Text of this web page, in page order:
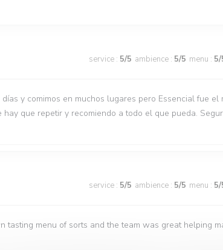
service : 5/5 ambience : 5/5 menu : 5/
días y comimos en muchos lugares pero Essencial fue
que repetir y recomiendo a todo el que pueda.
service : 5/5 ambience : 5/5 menu : 5/
tasting menu of sorts and the team was great helping